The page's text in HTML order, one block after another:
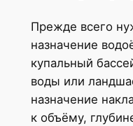
Прежде всего
назначение
купальный
воды или
назначение
к объёму,